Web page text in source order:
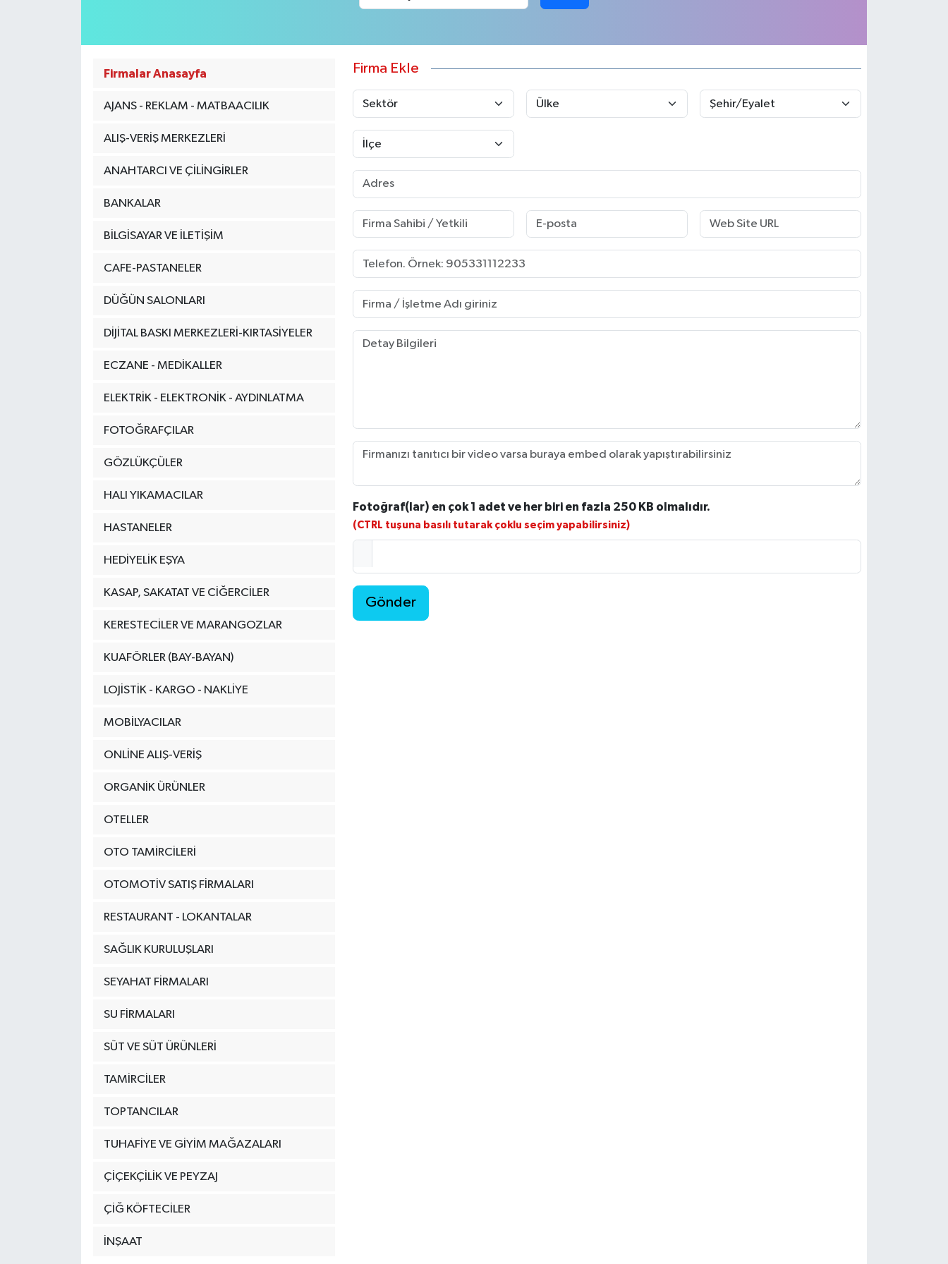
Firmalar Anasayfa
AJANS - REKLAM - MATBAACILIK
ALIŞ-VERİŞ MERKEZLERİ
ANAHTARCI VE ÇİLİNGİRLER
BANKALAR
BİLGİSAYAR VE İLETİŞİM
CAFE-PASTANELER
DÜĞÜN SALONLARI
DİJİTAL BASKI MERKEZLERİ-KIRTASİYELER
ECZANE - MEDİKALLER
ELEKTRİK - ELEKTRONİK - AYDINLATMA
FOTOĞRAFÇILAR
GÖZLÜKÇÜLER
HALI YIKAMACILAR
HASTANELER
HEDİYELİK EŞYA
KASAP, SAKATAT VE CİĞERCİLER
KERESTECİLER VE MARANGOZLAR
KUAFÖRLER (BAY-BAYAN)
LOJİSTİK - KARGO - NAKLİYE
MOBİLYACILAR
ONLİNE ALIŞ-VERİŞ
ORGANİK ÜRÜNLER
OTELLER
OTO TAMİRCİLERİ
OTOMOTİV SATIŞ FİRMALARI
RESTAURANT - LOKANTALAR
SAĞLIK KURULUŞLARI
SEYAHAT FİRMALARI
SU FİRMALARI
SÜT VE SÜT ÜRÜNLERİ
TAMİRCİLER
TOPTANCILAR
TUHAFİYE VE GİYİM MAĞAZALARI
ÇİÇEKÇİLİK VE PEYZAJ
ÇİĞ KÖFTECİLER
İNŞAAT
Firma Ekle
Fotoğraf(lar) en çok 1 adet ve her biri en fazla 250 KB olmalıdır.
(CTRL tuşuna basılı tutarak çoklu seçim yapabilirsiniz)
Gönder